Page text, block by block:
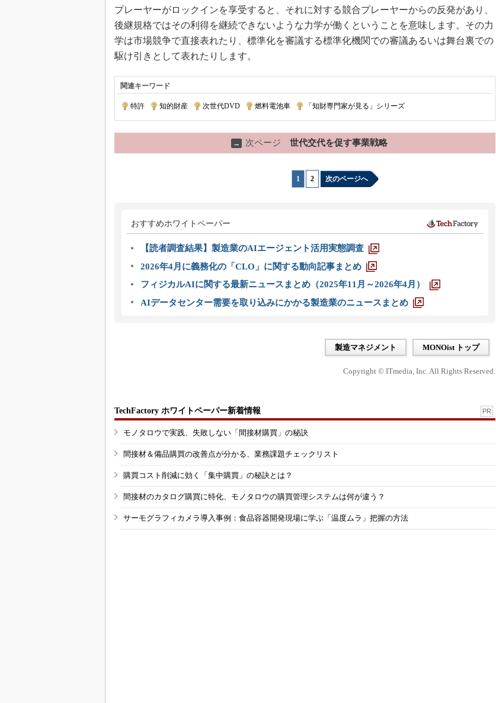
プレーヤーがロックインを享受すると、それに対する競合プレーヤーからの反発があり、
後継規格ではその利得を継続できないような力学が働くということを意味します。その力
学は市場競争で直接表れたり、標準化を審議する標準化機関での審議あるいは舞台裏での
駆け引きとして表れたりします。
関連キーワード
特許 知的財産 次世代DVD 燃料電池車 「知財専門家が見る」シリーズ
→ 次ページ 世代交代を促す事業戦略
1 2 次のページへ
おすすめホワイトペーパー
【読者調査結果】製造業のAIエージェント活用実態調査
2026年4月に義務化の「CLO」に関する動向記事まとめ
フィジカルAIに関する最新ニュースまとめ（2025年11月～2026年4月）
AIデータセンター需要を取り込みにかかる製造業のニュースまとめ
製造マネジメント MONOist トップ
Copyright © ITmedia, Inc. All Rights Reserved.
TechFactory ホワイトペーパー新着情報 PR
モノタロウで実践、失敗しない「間接材購買」の秘訣
間接材＆備品購買の改善点が分かる、業務課題チェックリスト
購買コスト削減に効く「集中購買」の秘訣とは？
間接材のカタログ購買に特化、モノタロウの購買管理システムは何が違う？
サーモグラフィカメラ導入事例：食品容器開発現場に学ぶ「温度ムラ」把握の方法